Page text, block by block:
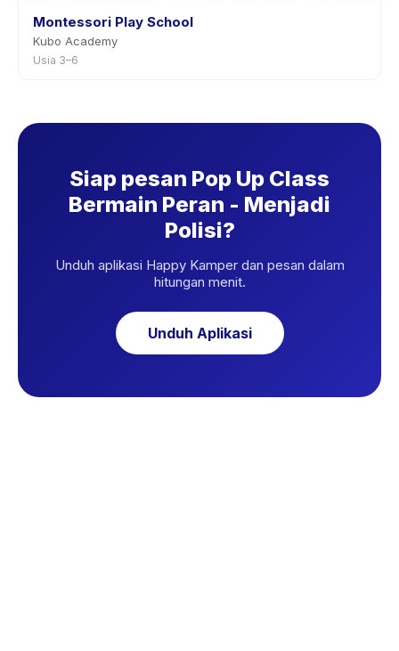
Montessori Play School
Kubo Academy
Usia 3–6
Siap pesan Pop Up Class
Bermain Peran - Menjadi
Polisi?
Unduh aplikasi Happy Kamper dan pesan dalam
hitungan menit.
Unduh Aplikasi